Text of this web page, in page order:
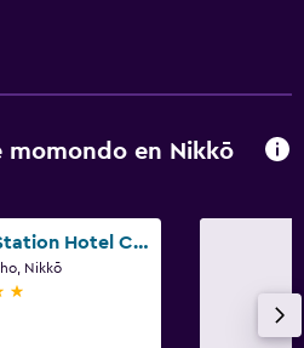
momondo en Nikkō
Nikko Station Hotel Classic
Nikkō